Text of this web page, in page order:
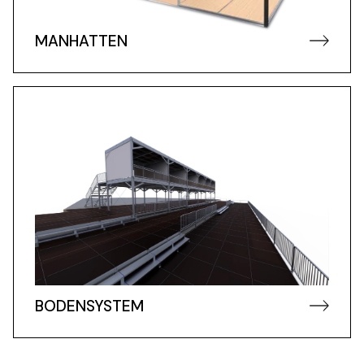
MANHATTEN
BODENSYSTEM